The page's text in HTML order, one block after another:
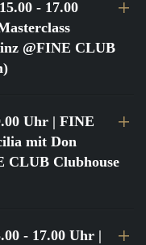
- 17.00
@FINE CLUB
Uhr | FINE
mit Don
CLUB Clubhouse
- 17.00 Uhr |